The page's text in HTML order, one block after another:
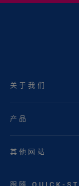
关于我们
产品
其他网站